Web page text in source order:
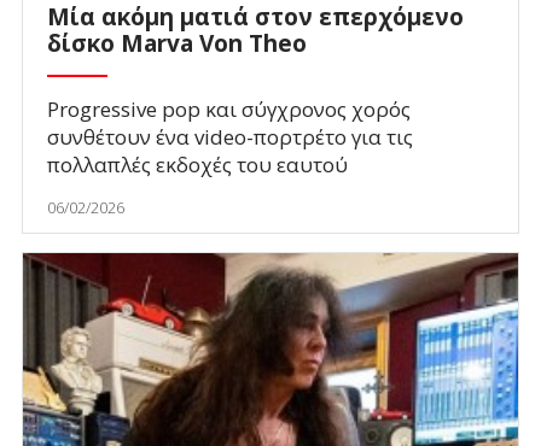
Mία ακόμη ματιά στον επερχόμενο
δίσκο Marva Von Theo
Progressive pop και σύγχρονος χορός
συνθέτουν ένα video-πορτρέτο για τις
πολλαπλές εκδοχές του εαυτού
06/02/2026